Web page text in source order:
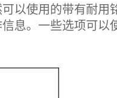
以使用的带有耐用
息。一些选项可以